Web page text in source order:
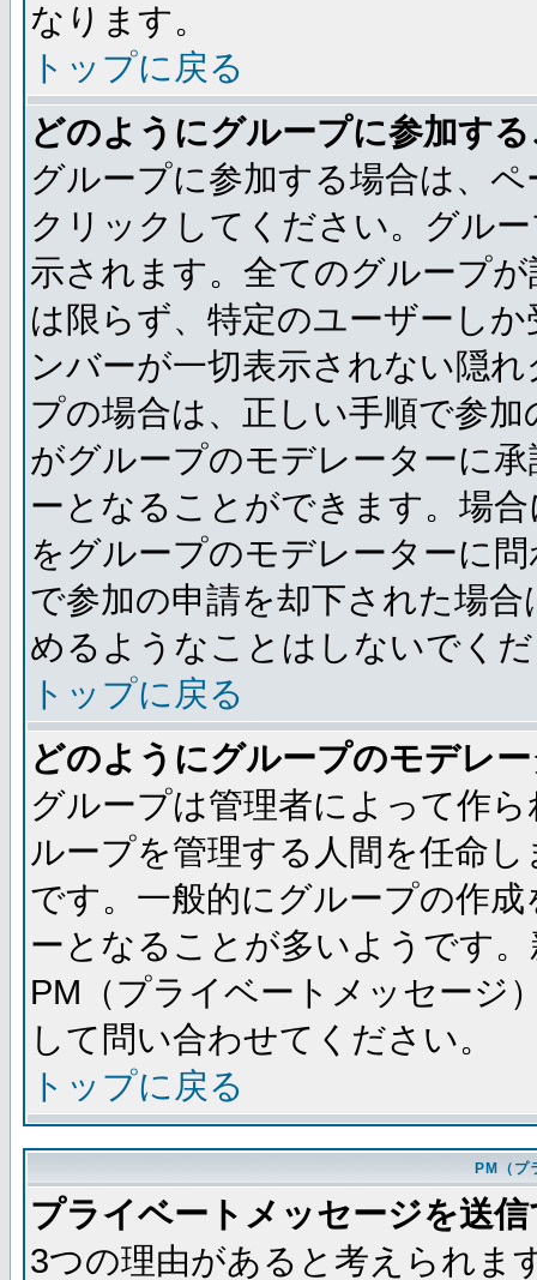
なります。
トップに戻る
どのようにグループに参加す
グループに参加する場合は、
クリックしてください。グル
示されます。全てのグループ
は限らず、特定のユーザーし
ンバーが一切表示されない隠
プの場合は、正しい手順で参
がグループのモデレーターに
ーとなることができます。場
をグループのモデレーターに
で参加の申請を却下された場
めるようなことはしないでく
トップに戻る
どのようにグループのモデレ
グループは管理者によって作
ループを管理する人間を任命
です。一般的にグループの作
ーとなることが多いようです
PM（プライベートメッセージ
して問い合わせてください。
トップに戻る
PM（プ
プライベートメッセージを送
3つの理由があると考えられま